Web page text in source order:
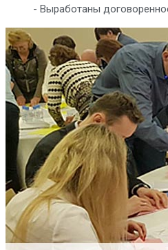
- Выработаны